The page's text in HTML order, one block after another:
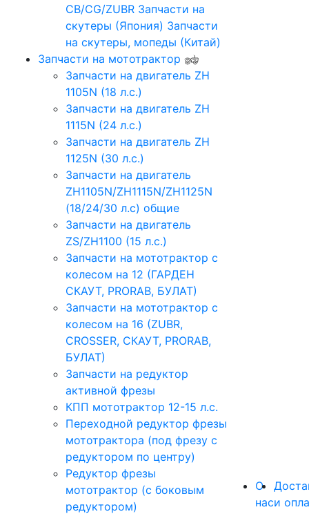
CB/CG/ZUBR Запчасти на
скутеры (Япония) Запчасти
на скутеры, мопеды (Китай)
Запчасти на мототрактор
Запчасти на двигатель ZH
1105N (18 л.с.)
Запчасти на двигатель ZH
1115N (24 л.с.)
Запчасти на двигатель ZH
1125N (30 л.с.)
Запчасти на двигатель
ZH1105N/ZH1115N/ZH1125N
(18/24/30 л.с) общие
Запчасти на двигатель
ZS/ZH1100 (15 л.с.)
Запчасти на мототрактор с
колесом на 12 (ГАРДЕН
СКАУТ, PRORAB, БУЛАТ)
Запчасти на мототрактор с
колесом на 16 (ZUBR,
CROSSER, СКАУТ, PRORAB,
БУЛАТ)
Запчасти на редуктор
активной фрезы
КПП мототрактор 12-15 л.с.
Переходной редуктор фрезы
мототрактора (под фрезу с
редуктором по центру)
Редуктор фрезы
мототрактор (с боковым
редуктором)
О
наси